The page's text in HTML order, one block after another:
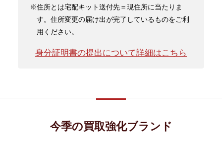
※住所とは宅配キット送付先＝現住所に当たりま
す。住所変更の届け出が完了しているものをご利
用ください。
身分証明書の提出について詳細はこちら
今季の買取強化ブランド